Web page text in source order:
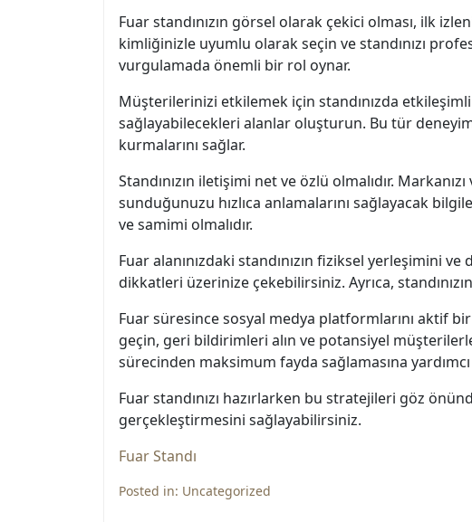
Fuar standınızın görsel olarak çekici olması, ilk
kimliğinizle uyumlu olarak seçin ve standınızı
vurgulamada önemli bir rol oynar.
Müşterilerinizi etkilemek için standınızda
sağlayabilecekleri alanlar oluşturun. Bu tür
kurmalarını sağlar.
Standınızın iletişimi net ve özlü olmalıdır.
sunduğunuzu hızlıca anlamalarını sağlayacak
ve samimi olmalıdır.
Fuar alanınızdaki standınızın fiziksel yerleşimini
dikkatleri üzerinize çekebilirsiniz. Ayrıca,
Fuar süresince sosyal medya platformlarını aktif
geçin, geri bildirimleri alın ve potansiyel
sürecinden maksimum fayda sağlamasına yardımcı
Fuar standınızı hazırlarken bu stratejileri göz
gerçekleştirmesini sağlayabilirsiniz.
Fuar Standı
Posted in: Uncategorized